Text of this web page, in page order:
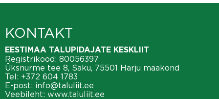
KONTAKT
EESTIMAA TALUPIDAJATE KESKLIIT
Registrikood: 80056397
Üksnurme tee 8, Saku, 75501 Harju maakond
Tel: +372 604 1783
E-post: info@taluliit.ee
Veebileht: www.taluliit.ee